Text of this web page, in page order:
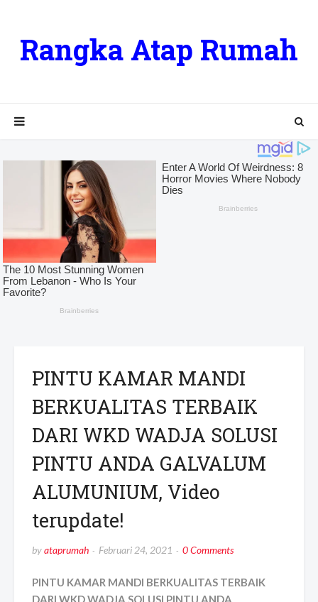
Rangka Atap Rumah
PINTU KAMAR MANDI
BERKUALITAS TERBAIK
DARI WKD WADJA SOLUSI
PINTU ANDA GALVALUM
ALUMUNIUM, Video
terupdate!
byataprumah Februari 24, 2021 0 Comments
PINTU KAMAR MANDI BERKUALITAS TERBAIK
DARI WKD WADJA SOLUSI PINTU ANDA